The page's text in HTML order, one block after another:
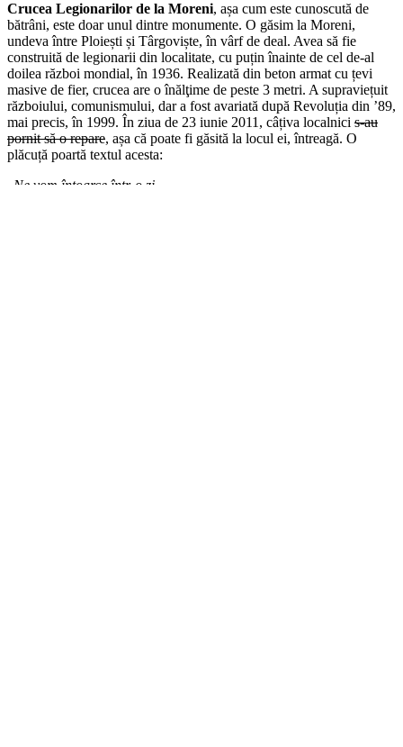
Crucea Legionarilor de la Moreni, așa cum este cunoscută de
bătrâni, este doar unul dintre monumente. O găsim la Moreni,
undeva între Ploiești și Târgoviște, în vârf de deal. Avea să fie
construită de legionarii din localitate, cu puțin înainte de cel de-al
doilea război mondial, în 1936. Realizată din beton armat cu țevi
masive de fier, crucea are o înălţime de peste 3 metri. A supraviețuit
războiului, comunismului, dar a fost avariată după Revoluția din ’89,
mai precis, în 1999. În ziua de 23 iunie 2011, câțiva localnici s-au
pornit să o repare, așa că poate fi găsită la locul ei, întreagă. O
plăcuță poartă textul acesta:
Ne vom întoarce într-o zi,